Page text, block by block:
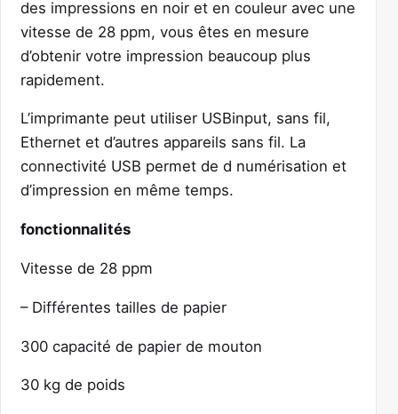
des impressions en noir et en couleur avec une
vitesse de 28 ppm, vous êtes en mesure
d’obtenir votre impression beaucoup plus
rapidement.
L’imprimante peut utiliser USBinput, sans fil,
Ethernet et d’autres appareils sans fil. La
connectivité USB permet de d numérisation et
d’impression en même temps.
fonctionnalités
Vitesse de 28 ppm
– Différentes tailles de papier
300 capacité de papier de mouton
30 kg de poids